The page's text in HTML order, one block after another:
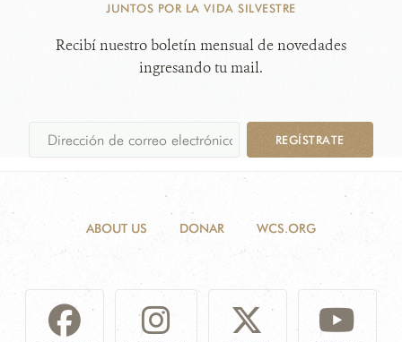
JUNTOS POR LA VIDA SILVESTRE
Recibí nuestro boletín mensual de novedades
ingresando tu mail.
REGÍSTRATE
ABOUT US DONAR WCS.ORG